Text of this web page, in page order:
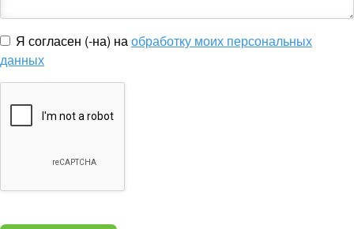
Я согласен (-на) наобработку моих персональных
данных